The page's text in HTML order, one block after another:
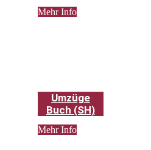
Mehr Info
Umzüge
Buch (SH)
Mehr Info